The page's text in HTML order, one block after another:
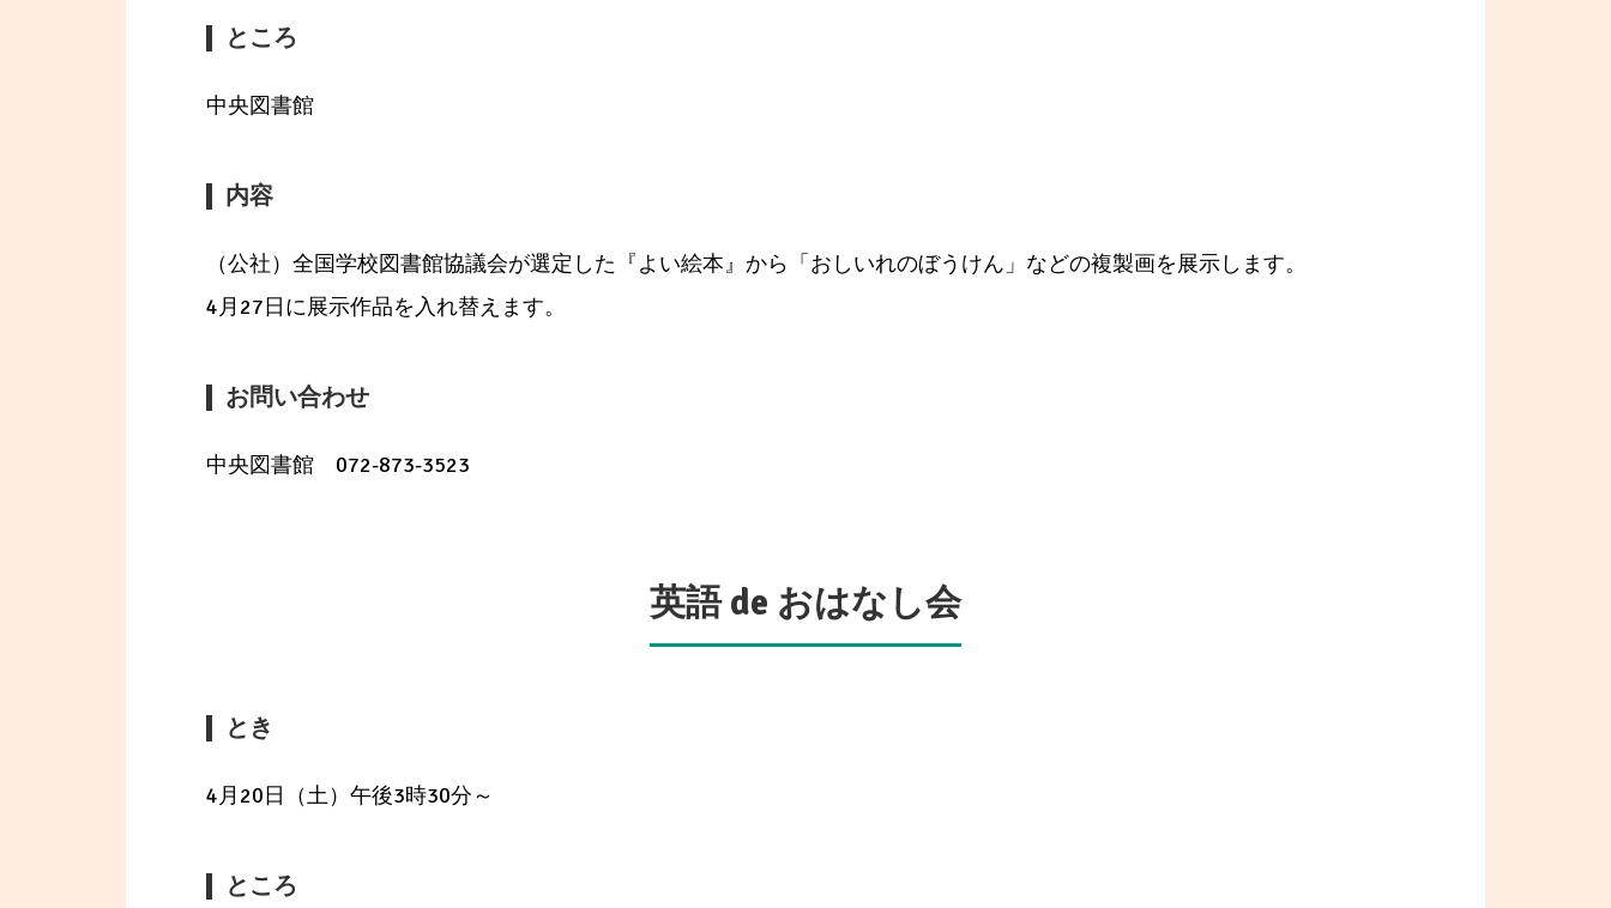
ところ
中央図書館
内容
（公社）全国学校図書館協議会が選定した『よい絵本』から「おしいれのぼうけん」などの複製画を展示します。
4月27日に展示作品を入れ替えます。
お問い合わせ
中央図書館 072-873-3523
英語 de おはなし会
とき
4月20日（土）午後3時30分～
ところ